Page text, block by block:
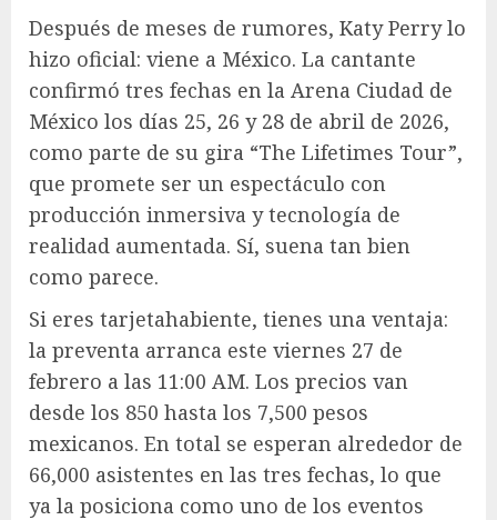
Después de meses de rumores, Katy Perry lo
hizo oficial: viene a México. La cantante
confirmó tres fechas en la Arena Ciudad de
México los días 25, 26 y 28 de abril de 2026,
como parte de su gira “The Lifetimes Tour”,
que promete ser un espectáculo con
producción inmersiva y tecnología de
realidad aumentada. Sí, suena tan bien
como parece.
Si eres tarjetahabiente, tienes una ventaja:
la preventa arranca este viernes 27 de
febrero a las 11:00 AM. Los precios van
desde los 850 hasta los 7,500 pesos
mexicanos. En total se esperan alrededor de
66,000 asistentes en las tres fechas, lo que
ya la posiciona como uno de los eventos